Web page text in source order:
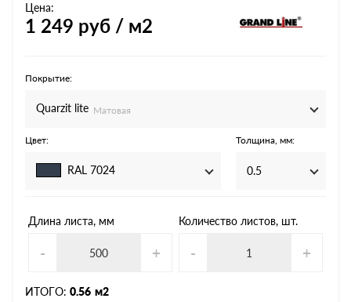
Цена:
1 249 руб / м2
Покрытие:
Quarzit lite Матовая
Цвет:
RAL 7024
Толщина, мм:
0.5
Длина листа, мм
- +
Количество листов, шт.
- +
ИТОГО: 0.56 м2